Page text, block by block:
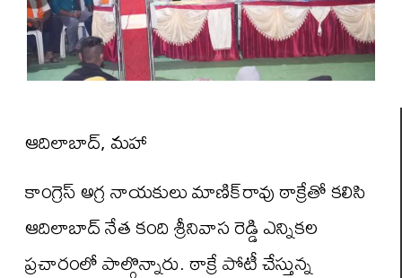
ఆదిలాబాద్, మహా
కాంగ్రెస్‌ అగ్ర నాయకులు మాణిక్‌రావు ఠాక్రేతో కలిసి
ఆదిలాబాద్ నేత కంది శ్రీనివాస రెడ్డి ఎన్నికల
ప్రచారంలో పాల్గొన్నారు. ఠాక్రే పోటీ చేస్తున్న